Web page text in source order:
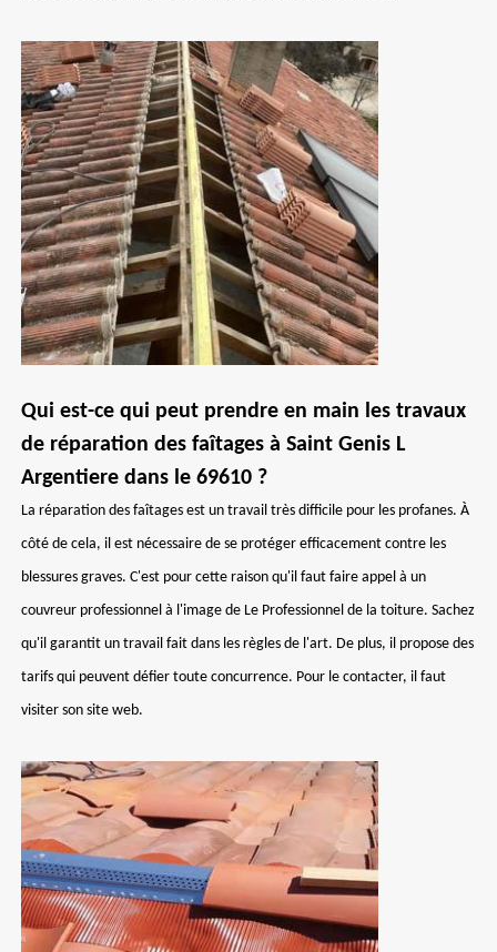
Qui est-ce qui peut prendre en main les travaux
de réparation des faîtages à Saint Genis L
Argentiere dans le 69610 ?
La réparation des faîtages est un travail très difficile pour les profanes. À
côté de cela, il est nécessaire de se protéger efficacement contre les
blessures graves. C'est pour cette raison qu'il faut faire appel à un
couvreur professionnel à l'image de Le Professionnel de la toiture. Sachez
qu'il garantit un travail fait dans les règles de l'art. De plus, il propose des
tarifs qui peuvent défier toute concurrence. Pour le contacter, il faut
visiter son site web.